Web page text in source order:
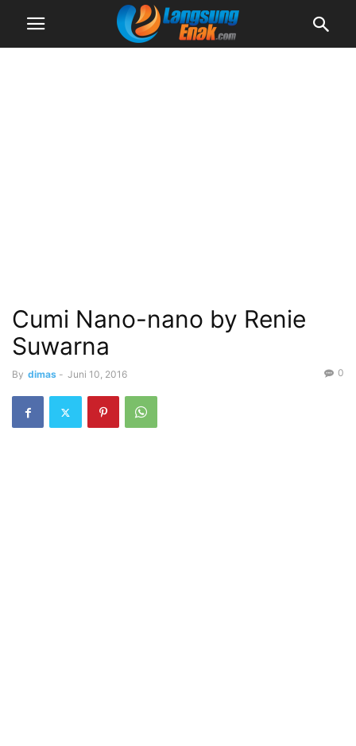
Cumi Nano-nano by Renie
Suwarna
By dimas - Juni 10, 2016 0